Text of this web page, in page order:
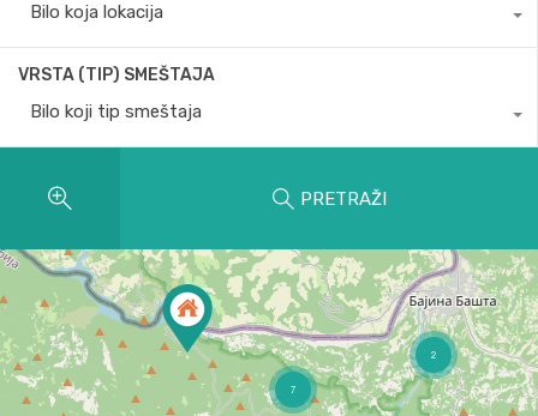
Bilo koja lokacija
VRSTA (TIP) SMEŠTAJA
Bilo koji tip smeštaja
PRETRAŽI
2
7